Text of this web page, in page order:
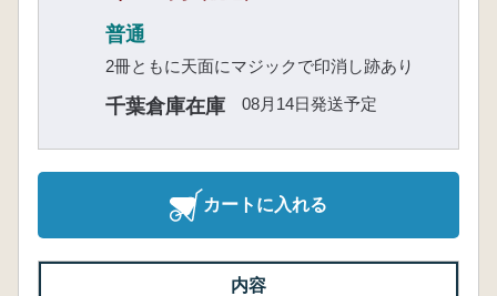
普通
2冊ともに天面にマジックで印消し跡あり
千葉倉庫在庫 08月14日発送予定
カートに入れる
内容